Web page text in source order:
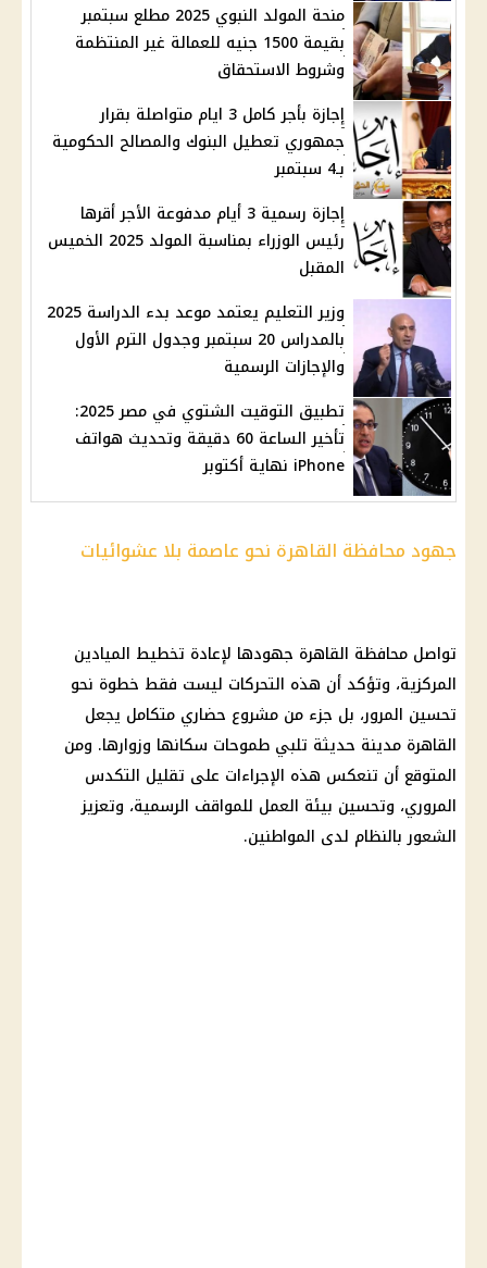
منحة المولد النبوي 2025 مطلع سبتمبر
بقيمة 1500 جنيه للعمالة غير المنتظمة
وشروط الاستحقاق
إجازة بأجر كامل 3 ايام متواصلة بقرار
جمهوري تعطيل البنوك والمصالح الحكومية
بـ4 سبتمبر
إجازة رسمية 3 أيام مدفوعة الأجر أقرها
رئيس الوزراء بمناسبة المولد 2025 الخميس
المقبل
وزير التعليم يعتمد موعد بدء الدراسة 2025
بالمدراس 20 سبتمبر وجدول الترم الأول
والإجازات الرسمية
تطبيق التوقيت الشتوي في مصر 2025:
تأخير الساعة 60 دقيقة وتحديث هواتف
iPhone نهاية أكتوبر
جهود محافظة القاهرة نحو عاصمة بلا عشوائيات
تواصل محافظة القاهرة جهودها لإعادة تخطيط الميادين
المركزية، وتؤكد أن هذه التحركات ليست فقط خطوة نحو
تحسين المرور، بل جزء من مشروع حضاري متكامل يجعل
القاهرة مدينة حديثة تلبي طموحات سكانها وزوارها. ومن
المتوقع أن تنعكس هذه الإجراءات على تقليل التكدس
المروري، وتحسين بيئة العمل للمواقف الرسمية، وتعزيز
الشعور بالنظام لدى المواطنين.